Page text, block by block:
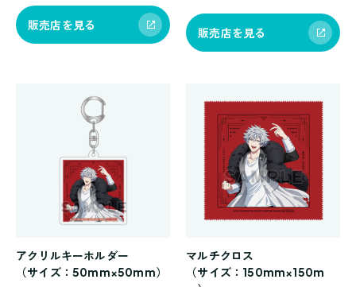
販売店を見る
販売店を見る
アクリルキーホルダー
（サイズ：50mm×50mm）
マルチクロス
（サイズ：150mm×150m